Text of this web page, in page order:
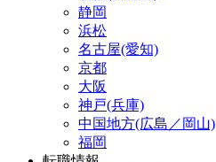
静岡
浜松
名古屋(愛知)
京都
大阪
神戸(兵庫)
中国地方(広島／岡山)
福岡